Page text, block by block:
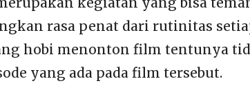
rasa penat dari rutinitas
hobi menonton film tentunya
yang ada pada film tersebut.